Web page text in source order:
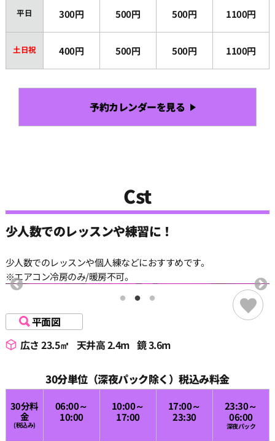
平日 300円 500円 500円 1100円
土日祝 400円 500円 500円 1100円
予約カレンダーを見る
Cst
少人数でのレッスンや練習に！
少人数でのレッスンや個人練などにおすすめです。
※エアコン冷房のみ/暖房不可。
平面図
広さ 23.5㎡ 天井高 2.4m 鏡 3.6m
30分単位（深夜パック除く）税込み料金
30分料
金
(税込み)
06:00～
10:00
10:00～
17:00
17:00～
23:30
23:30～
06:00
深夜パック